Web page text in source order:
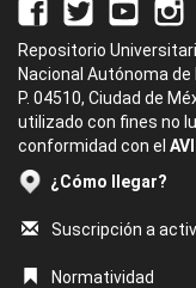
Repositorio
Nacional Autónoma de
P. 04510, Ciudad de
utilizado con fines no
conformidad con el
¿Cómo llegar?
Suscripción a
Normatividad